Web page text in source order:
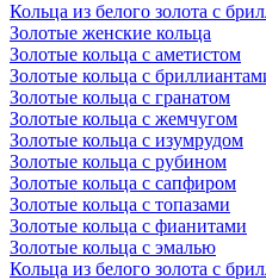
Кольца из белого золота с
Золотые женские кольца
Золотые кольца с аметистом
Золотые кольца с
Золотые кольца с гранатом
Золотые кольца с жемчугом
Золотые кольца с изумрудом
Золотые кольца с рубином
Золотые кольца с сапфиром
Золотые кольца с топазами
Золотые кольца с фианитами
Золотые кольца с эмалью
Кольца из белого золота с